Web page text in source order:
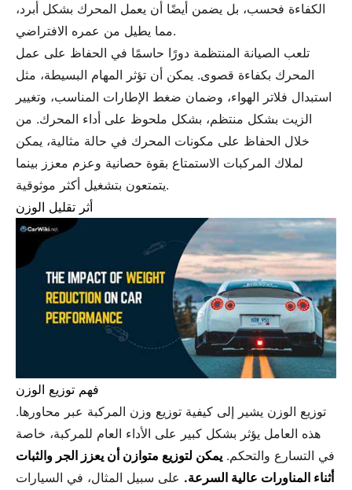
الكفاءة فحسب، بل يضمن أيضًا أن يعمل المحرك بشكل أبرد،
مما يطيل من عمره الافتراضي.
تلعب الصيانة المنتظمة دورًا حاسمًا في الحفاظ على عمل
المحرك بكفاءة قصوى. يمكن أن تؤثر المهام البسيطة، مثل
استبدال فلاتر الهواء، وضمان ضغط الإطارات المناسب، وتغيير
الزيت بشكل منتظم، بشكل ملحوظ على أداء المحرك. من
خلال الحفاظ على مكونات المحرك في حالة مثالية، يمكن
لملاك المركبات الاستمتاع بقوة حصانية وعزم معزز بينما
يتمتعون بتشغيل أكثر موثوقية.
أثر تقليل الوزن
فهم توزيع الوزن
توزيع الوزن يشير إلى كيفية توزيع وزن المركبة عبر محاورها.
هذه العامل يؤثر بشكل كبير على الأداء العام للمركبة، خاصة
في التسارع والتحكم. يمكن لتوزيع متوازن أن يعزز الجر والثبات
أثناء المناورات عالية السرعة. على سبيل المثال، في السيارات